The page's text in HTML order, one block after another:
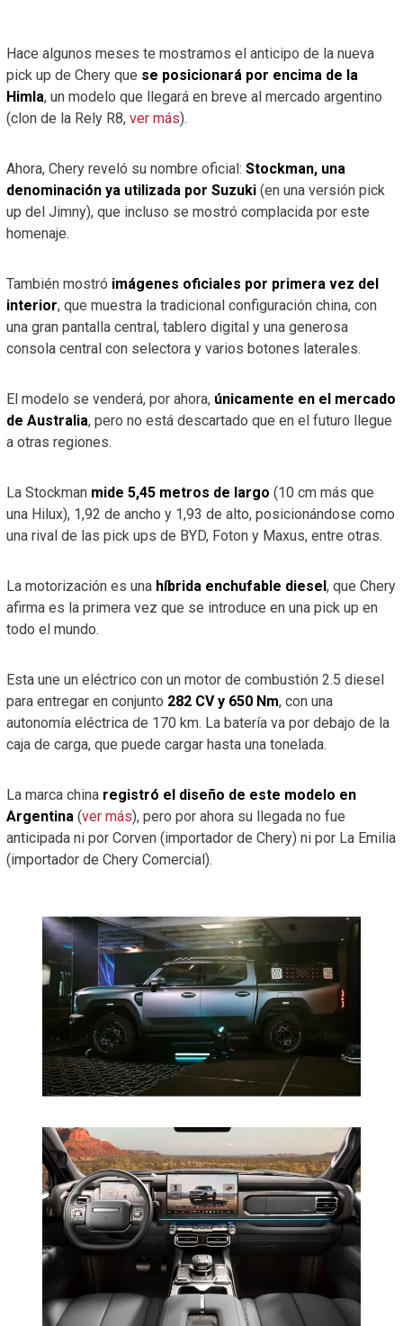
Hace algunos meses te mostramos el anticipo de la nueva
pick up de Chery que se posicionará por encima de la
Himla, un modelo que llegará en breve al mercado argentino
(clon de la Rely R8, ver más).
Ahora, Chery reveló su nombre oficial: Stockman, una
denominación ya utilizada por Suzuki(en una versión pick
up del Jimny), que incluso se mostró complacida por este
homenaje.
También mostró imágenes oficiales por primera vez del
interior, que muestra la tradicional configuración china, con
una gran pantalla central, tablero digital y una generosa
consola central con selectora y varios botones laterales.
El modelo se venderá, por ahora, únicamente en el mercado
de Australia, pero no está descartado que en el futuro llegue
a otras regiones.
La Stockman mide 5,45 metros de largo (10 cm más que
una Hilux), 1,92 de ancho y 1,93 de alto, posicionándose como
una rival de las pick ups de BYD, Foton y Maxus, entre otras.
La motorización es una híbrida enchufable diesel , que Chery
afirma es la primera vez que se introduce en una pick up en
todo el mundo.
Esta une un eléctrico con un motor de combustión 2.5 diesel
para entregar en conjunto 282 CV y 650 Nm, con una
autonomía eléctrica de 170 km. La batería va por debajo de la
caja de carga, que puede cargar hasta una tonelada.
La marca china registró el diseño de este modelo en
Argentina(ver más), pero por ahora su llegada no fue
anticipada ni por Corven (importador de Chery) ni por La Emilia
(importador de Chery Comercial).